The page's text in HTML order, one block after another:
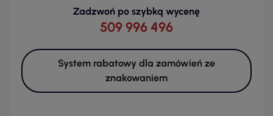
Zadzwoń po szybką wycenę
509 996 496
System rabatowy dla zamówień ze
znakowaniem